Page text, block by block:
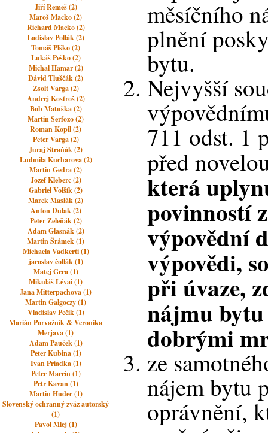
Jiří Remeš (2)
Maroš Macko (2)
Richard Macko (2)
Ladislav Pollák (2)
Tomáš Plško (2)
Lukáš Peško (2)
Michal Hamar (2)
Dávid Tluščák (2)
Zsolt Varga (2)
Andrej Kostroš (2)
Bob Matuška (2)
Martin Serfozo (2)
Roman Kopil (2)
Peter Varga (2)
Juraj Straňák (2)
Ludmila Kucharova (2)
Martin Gedra (2)
Jozef Kleberc (2)
Gabriel Volšík (2)
Marek Maslák (2)
Anton Dulak (2)
Peter Zeleňák (2)
Adam Glasnák (2)
Martin Šrámek (1)
Michaela Vadkerti (1)
jaroslav čollák (1)
Matej Gera (1)
Mikuláš Lévai (1)
Jana Mitterpachova (1)
Martin Galgoczy (1)
Vladislav Pečík (1)
Marián Porvažník & Veronika
Merjava (1)
Adam Pauček (1)
Peter Kubina (1)
Ivan Priadka (1)
Peter Marcin (1)
Petr Kavan (1)
Martin Hudec (1)
Slovenský ochranný zväz autorský
(1)
Pavol Mlej (1)
měsíčního
plnění
bytu.
Nejvyšší
711 odst. 1
před
která
povinností
výpovědní
výpovědi,
při úvaze,
nájmu
dobrými
ze
nájem bytu
oprávnění,